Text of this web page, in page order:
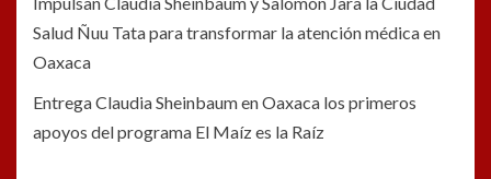
Salud Ñuu Tata para transformar la atención médica en
Oaxaca
Entrega Claudia Sheinbaum en Oaxaca los primeros
apoyos del programa El Maíz es la Raíz